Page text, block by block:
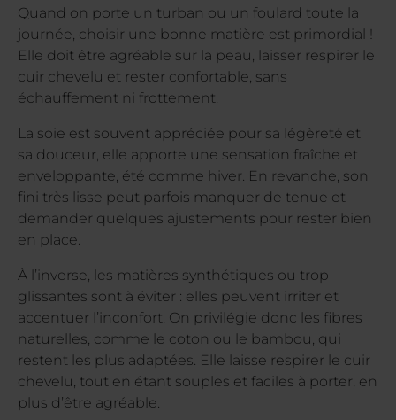
Quand on porte un turban ou un foulard toute la
journée, choisir une bonne matière est primordial !
Elle doit être agréable sur la peau, laisser respirer le
cuir chevelu et rester confortable, sans
échauffement ni frottement.
La soie est souvent appréciée pour sa légèreté et
sa douceur, elle apporte une sensation fraîche et
enveloppante, été comme hiver. En revanche, son
fini très lisse peut parfois manquer de tenue et
demander quelques ajustements pour rester bien
en place.
À l’inverse, les matières synthétiques ou trop
glissantes sont à éviter : elles peuvent irriter et
accentuer l’inconfort. On privilégie donc les fibres
naturelles, comme le coton ou le bambou, qui
restent les plus adaptées. Elle laisse respirer le cuir
chevelu, tout en étant souples et faciles à porter, en
plus d’être agréable.